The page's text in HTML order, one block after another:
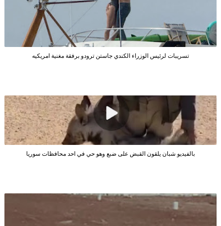
تسريبات لرئيس الوزراء الكندي جاستن ترودو برفقة مغنية امريكيه
بالفيديو شبان يلقون القبض على ضبع وهو حي في احد محافظات سوريا